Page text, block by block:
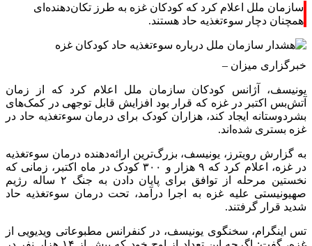
سازمان ملل اعلام کرد که کودکان غزه به طرز تکان‌دهنده‌ای
همچنان دچار سوءتغذیه حاد هستند.
خبرگزاری میزان –
یونیسف، آژانس کودکان سازمان ملل اعلام کرد که از زمان
آتش‌بس اکتبر در غزه که قرار بود افزایش قابل توجهی در کمک‌های
بشردوستانه ایجاد کند، هزاران کودک برای درمان سوءتغذیه حاد در
غزه بستری شده‌اند.
به گزارش رویترز، یونیسف، بزرگ‌ترین ارائه‌دهنده درمان سوءتغذیه
در غزه، اعلام کرد که ۹ هزار و ۳۰۰ کودک در ماه اکتبر، زمانی که
نخستین مرحله از توافق برای پایان دادن به جنگ ۲ ساله رژیم
صهیونیستی علیه غزه به اجرا درآمد، تحت درمان سوءتغذیه حاد
شدید قرار گرفتند.
تس اینگرام، سخنگوی یونیسف، در کنفرانس مطبوعاتی ویدیویی از